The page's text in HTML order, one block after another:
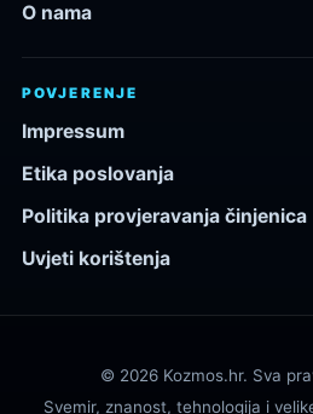
O nama
POVJERENJE
Impressum
Etika poslovanja
Politika provjeravanja činjenica
Uvjeti korištenja
© 2026 Kozmos.hr. Sva
Svemir, znanost, tehnologija i